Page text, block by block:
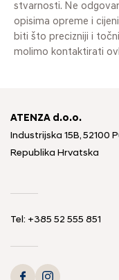
stvarnosti. Ne
opisima opreme i
biti što precizniji i
molimo kontaktirati
ATENZA d.o.o.
Industrijska 15B, 52100
Republika Hrvatska
Tel: +385 52 555 851